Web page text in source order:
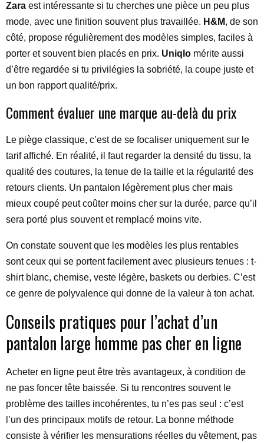
Zara est intéressante si tu cherches une pièce un peu plus
mode, avec une finition souvent plus travaillée. H&M, de son
côté, propose régulièrement des modèles simples, faciles à
porter et souvent bien placés en prix. Uniqlo mérite aussi
d’être regardée si tu privilégies la sobriété, la coupe juste et
un bon rapport qualité/prix.
Comment évaluer une marque au-delà du prix
Le piège classique, c’est de se focaliser uniquement sur le
tarif affiché. En réalité, il faut regarder la densité du tissu, la
qualité des coutures, la tenue de la taille et la régularité des
retours clients. Un pantalon légèrement plus cher mais
mieux coupé peut coûter moins cher sur la durée, parce qu’il
sera porté plus souvent et remplacé moins vite.
On constate souvent que les modèles les plus rentables
sont ceux qui se portent facilement avec plusieurs tenues : t-
shirt blanc, chemise, veste légère, baskets ou derbies. C’est
ce genre de polyvalence qui donne de la valeur à ton achat.
Conseils pratiques pour l’achat d’un
pantalon large homme pas cher en ligne
Acheter en ligne peut être très avantageux, à condition de
ne pas foncer tête baissée. Si tu rencontres souvent le
problème des tailles incohérentes, tu n’es pas seul : c’est
l’un des principaux motifs de retour. La bonne méthode
consiste à vérifier les mensurations réelles du vêtement, pas